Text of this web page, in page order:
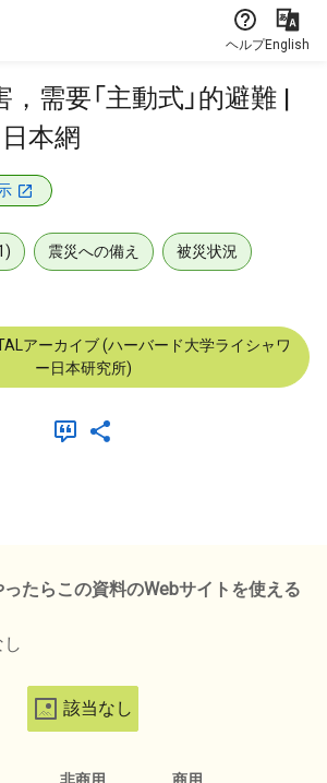
ヘルプEnglish
需要「主動式」的避難 |
本網
震災への備え 被災状況
アーカイブ (ハーバード大学ライシャワ
ー日本研究所)
ったらこの資料のWebサイトを使える
該当なし